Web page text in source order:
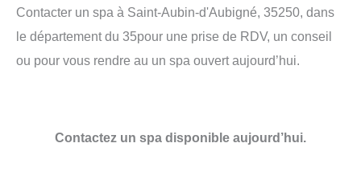
Contacter un spa à Saint-Aubin-d'Aubigné, 35250, dans
le département du 35pour une prise de RDV, un conseil
ou pour vous rendre au un spa ouvert aujourd’hui.
Contactez un spa disponible aujourd’hui.